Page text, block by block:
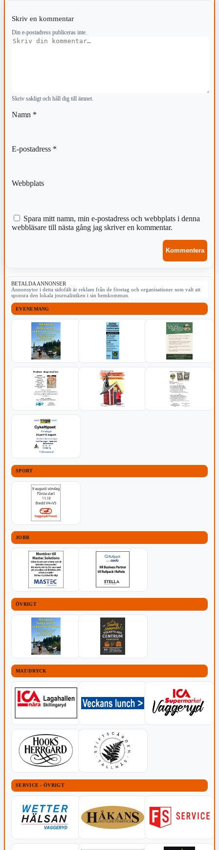
Skriv en kommentar
Din e-postadress publiceras inte.
Kommentar
Skriv sakligt och håll dig till ämnet.
Namn *
E-postadress *
Webbplats
Spara mitt namn, min e-postadress och webbplats i denna
webbläsare till nästa gång jag skriver en kommentar.
BETALDA ANNONSER
Annonsytor i detta sidofält är reklam från de företag och organisationer som valt att
sponsra den lokala journalistiken i sin hemkommun.
EVENEMANG
SPORT
JOBB
ÖVRIGT
MAT/DRYCK
SERVICE - ÖVRIGT